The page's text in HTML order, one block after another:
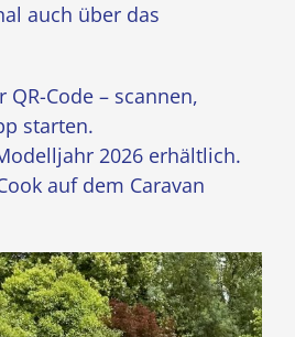
auch über das
Code – scannen,
starten.
2026 erhältlich.
auf dem Caravan